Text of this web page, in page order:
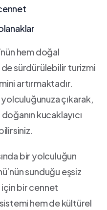
hem doğal
sürdürülebilir turizmi
artırmaktadır.
çıkarak,
⁤kucaklayıcı
bir yolculuğun⁢
sunduğu eşsiz
bir ‌cennet‌
hem de kültürel